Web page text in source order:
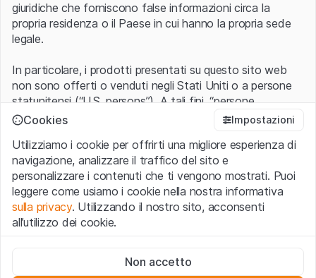
giuridiche che forniscono false informazioni circa la
propria residenza o il Paese in cui hanno la propria sede
legale.
In particolare, i prodotti presentati su questo sito web
non sono offerti o venduti negli Stati Uniti o a persone
statunitensi (“U.S. persons”). A tali fini, “persone
statunitensi” vanno intese nel significato ad esse ascritto
1933 che include le persone residenti negli Stati Uniti
d’America, le società per azioni e le altre forme societarie
americane.
Condizioni di utilizzo e informazioni legali
Con l’accesso al sito web (di seguito, il “Sito”) si dichiara
avvertenze importanti e le condizioni di utilizzo ivi rese
Cookies Impostazioni
Utilizziamo i cookie per offrirti una migliore esperienza di
navigazione, analizzare il traffico del sito e
personalizzare i contenuti che ti vengono mostrati. Puoi
leggere come usiamo i cookie nella nostra informativa
sulla privacy. Utilizzando il nostro sito, acconsenti
all’utilizzo dei cookie.
Questi cookie sono necessari per il funzionamento del sito
Non accetto